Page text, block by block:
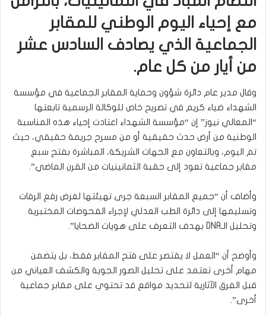
مع إحياء اليوم الوطني للمقابر
الجماعية الذي يصادف السادس عشر
من أيار من كل عام.
وقال مدير عام دائرة شؤون وحماية المقابر الجماعية في مؤسسة
الشهداء ضياء كريم في تصريح خاص للوكالة الرسمية تابعتها
“المعالي نيوز” إن “مؤسسة الشهداء اعتادت إحياء هذه المناسبة
الوطنية من أرض حدث حقيقية أو من مسرح جريمة حقيقي، حيث
تم اليوم، وبالتعاون مع الجهات الشريكة، المباشرة بفتح سبع
مقابر جماعية تعود إلى حقبة الثمانينيات من القرن الماضي”.
وأضاف أن “جميع المقابر السبعة جرى تهيئتها لغرض رفع الرفات
وتسليمها إلى دائرة الطب العدلي لإجراء الفحوصات المختبرية
وتحليل الـDNA بهدف التعرف على هويات الضحايا”.
وأوضح أن “العمل لا يقتصر على فتح المقابر فقط، بل يتضمن
مهام أخرى تعتمد على تحليل الصور الجوية والكشف العياني من
قبل الفرق الآثارية لتحديد مواقع قد تحتوي على مقابر جماعية
أخرى”.